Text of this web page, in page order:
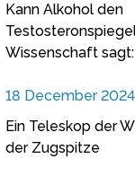
Kann Alkohol den
Wissenschaft sagt:
18 December 2024
Ein Teleskop der
der Zugspitze